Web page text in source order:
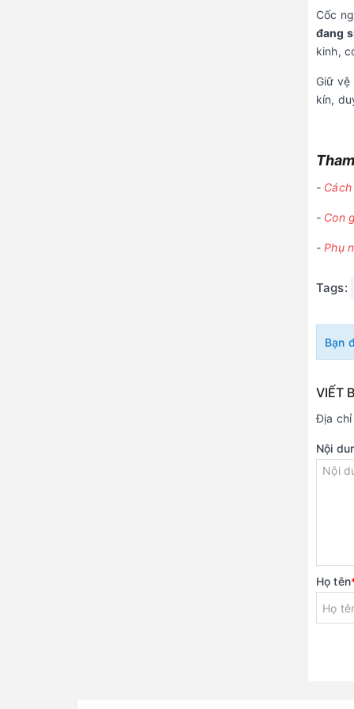
Cốc
đang
kinh,
Giữ
kín,
-
- Con
- Phụ
Tags:
Bạn
VIẾT
Địa chỉ
Nội
Họ tên